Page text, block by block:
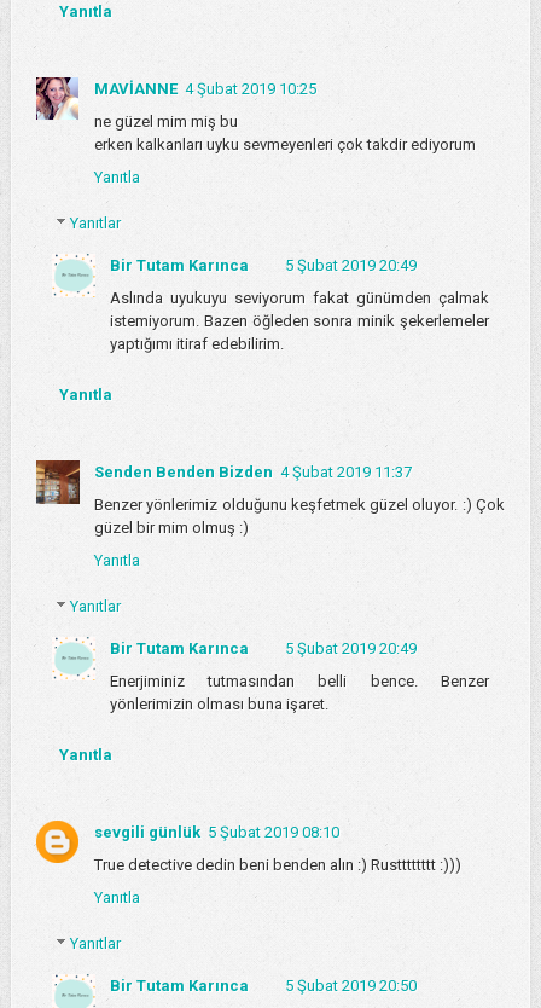
Yanıtla
MAVİANNE 4 Şubat 2019 10:25
ne güzel mim miş bu
erken kalkanları uyku sevmeyenleri çok takdir ediyorum
Yanıtla
Yanıtlar
Bir Tutam Karınca
5 Şubat 2019 20:49
Aslında uyukuyu seviyorum fakat günümden çalmak
istemiyorum. Bazen öğleden sonra minik şekerlemeler
yaptığımı itiraf edebilirim.
Yanıtla
Senden Benden Bizden 4 Şubat 2019 11:37
Benzer yönlerimiz olduğunu keşfetmek güzel oluyor. :) Çok
güzel bir mim olmuş :)
Yanıtla
Yanıtlar
Bir Tutam Karınca
5 Şubat 2019 20:49
Enerjiminiz tutmasından belli bence. Benzer
yönlerimizin olması buna işaret.
Yanıtla
sevgili günlük 5 Şubat 2019 08:10
True detective dedin beni benden alın :) Rustttttttt :)))
Yanıtla
Yanıtlar
Bir Tutam Karınca
5 Şubat 2019 20:50